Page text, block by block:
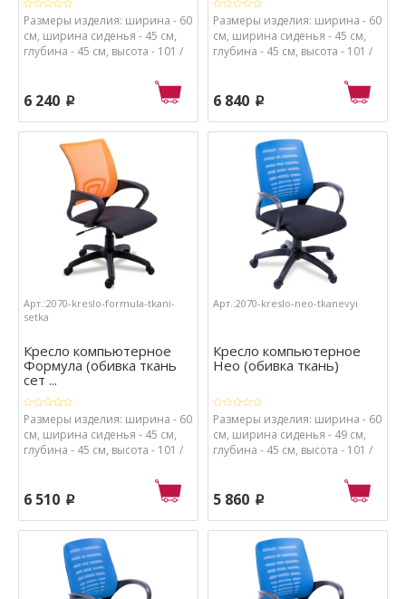
Размеры изделия: ширина - 60
см, ширина сиденья - 45 см,
глубина - 45 см, высота - 101 /
Материалы: каркас - металл и
сиденья - кож.зам., набивка
сиденья - поролон высокой
плотности.
6 240 p
Размеры изделия: ширина - 60
см, ширина сиденья - 45 см,
глубина - 45 см, высота - 101 /
Материалы: каркас - металл и
сиденья - экокожа, набивка
сиденья - поролон высокой
плотности.
6 840 p
Арт.:2070-kreslo-formula-tkani-
setka
Кресло компьютерное
Формула (обивка ткань
сет ...
Размеры изделия: ширина - 60
см, ширина сиденья - 45 см,
глубина - 45 см, высота - 101 /
Материалы: каркас - металл и
сиденья - ткань, набивка
сиденья - поролон высокой
плотности.
6 510 p
Арт.:2070-kreslo-neo-tkanevyi
Кресло компьютерное
Нео (обивка ткань)
Размеры изделия: ширина - 60
см, ширина сиденья - 49 см,
глубина - 45 см, высота - 101 /
Материалы: каркас - металл и
сиденья - ткань, набивка
сиденья - поролон высокой
плотности.
5 860 p